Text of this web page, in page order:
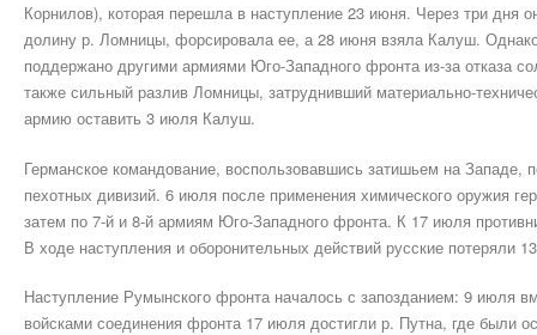
Корнилов), которая перешла в наступление 23 июня. Через три дня
долину р. Ломницы, форсировала ее, а 28 июня взяла Калуш.
поддержано другими армиями Юго-Западного фронта из-за отказа
также сильный разлив Ломницы, затруднивший материально-
армию оставить 3 июля Калуш.
Германское командование, воспользовавшись затишьем на Западе,
пехотных дивизий. 6 июля после применения химического оружия
затем по 7-й и 8-й армиям Юго-Западного фронта. К 17 июля
В ходе наступления и оборонительных действий русские потеряли
Наступление Румынского фронта началось с запозданием: 9 июля
войсками соединения фронта 17 июля достигли р. Путна, где были